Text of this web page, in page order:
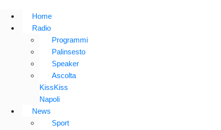
Home
Radio
Programmi
Palinsesto
Speaker
Ascolta
KissKiss
Napoli
News
Sport